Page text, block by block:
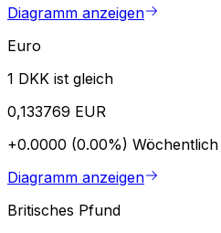
Diagramm anzeigen
Euro
1 DKK ist gleich
0,133769 EUR
+0.0000 (0.00%) Wöchentlich
Diagramm anzeigen
Britisches Pfund